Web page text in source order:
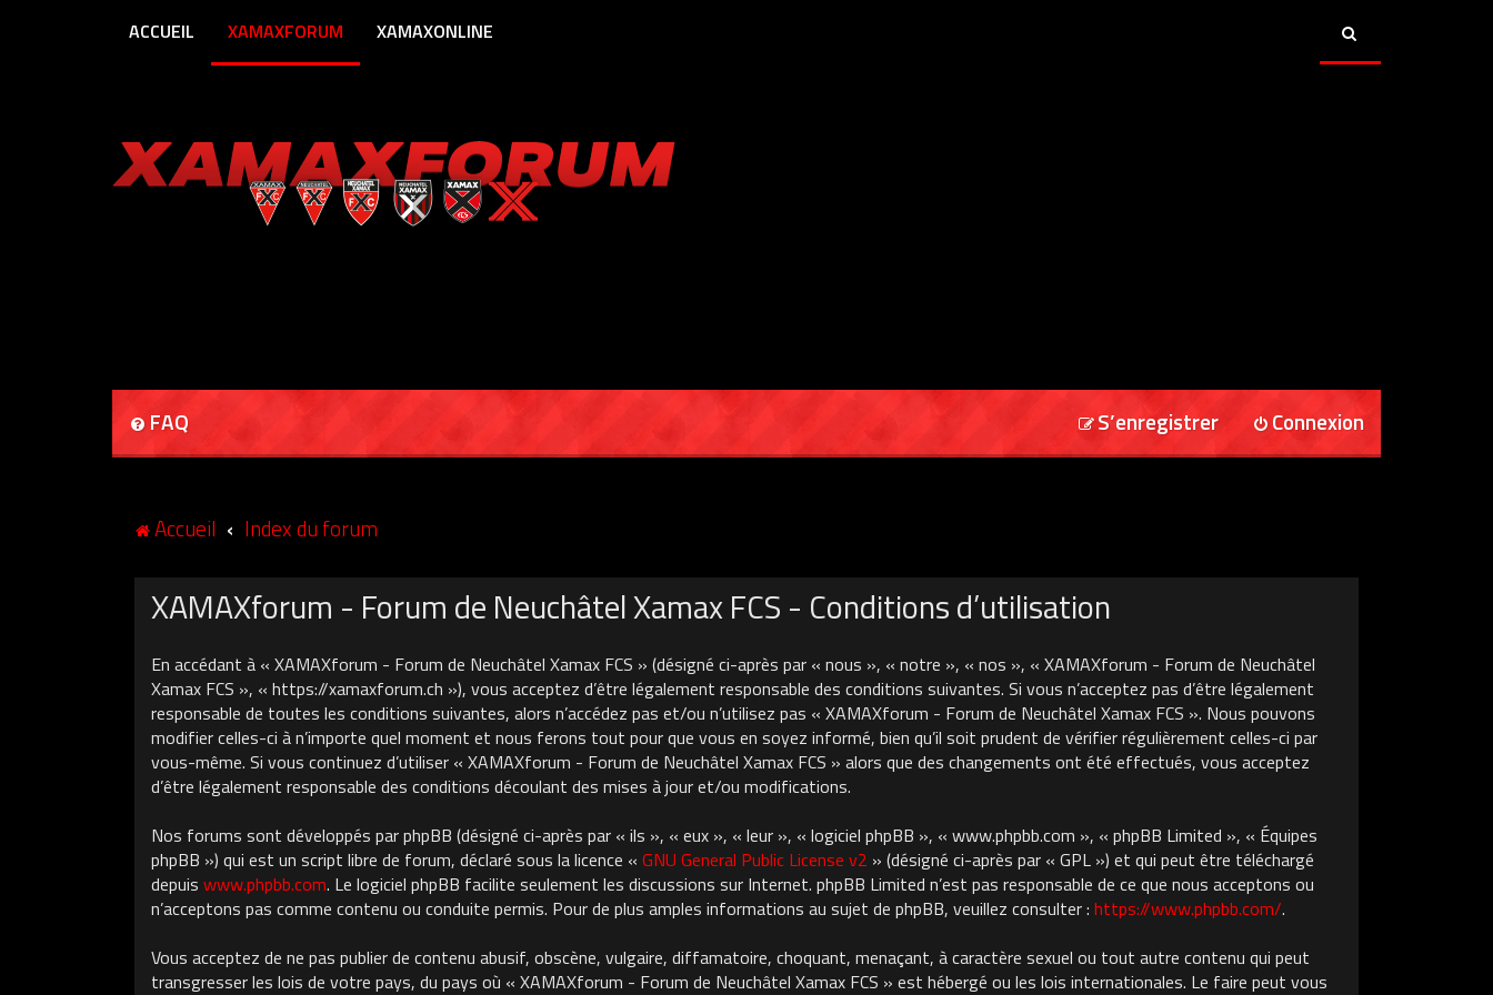
ACCUEIL XAMAXFORUM XAMAXONLINE
FAQ Connexion
S’enregistrer
Accueil Index du forum
XAMAXforum - Forum de Neuchâtel Xamax FCS - Conditions d’utilisation
En accédant à « XAMAXforum - Forum de Neuchâtel Xamax FCS » (désigné ci-après par « nous », « notre », « nos », « XAMAXforum - Forum de Neuchâtel
Xamax FCS », « https://xamaxforum.ch »), vous acceptez d’être légalement responsable des conditions suivantes. Si vous n’acceptez pas d’être légalement
responsable de toutes les conditions suivantes, alors n’accédez pas et/ou n’utilisez pas « XAMAXforum - Forum de Neuchâtel Xamax FCS ». Nous pouvons
modifier celles-ci à n’importe quel moment et nous ferons tout pour que vous en soyez informé, bien qu’il soit prudent de vérifier régulièrement celles-ci par
vous-même. Si vous continuez d’utiliser « XAMAXforum - Forum de Neuchâtel Xamax FCS » alors que des changements ont été effectués, vous acceptez
d’être légalement responsable des conditions découlant des mises à jour et/ou modifications.
Nos forums sont développés par phpBB (désigné ci-après par « ils », « eux », « leur », « logiciel phpBB », « www.phpbb.com », « phpBB Limited », « Équipes
phpBB ») qui est un script libre de forum, déclaré sous la licence « GNU General Public License v2 » (désigné ci-après par « GPL ») et qui peut être téléchargé
depuis www.phpbb.com. Le logiciel phpBB facilite seulement les discussions sur Internet. phpBB Limited n’est pas responsable de ce que nous acceptons ou
n’acceptons pas comme contenu ou conduite permis. Pour de plus amples informations au sujet de phpBB, veuillez consulter : https://www.phpbb.com/.
Vous acceptez de ne pas publier de contenu abusif, obscène, vulgaire, diffamatoire, choquant, menaçant, à caractère sexuel ou tout autre contenu qui peut
transgresser les lois de votre pays, du pays où « XAMAXforum - Forum de Neuchâtel Xamax FCS » est hébergé ou les lois internationales. Le faire peut vous